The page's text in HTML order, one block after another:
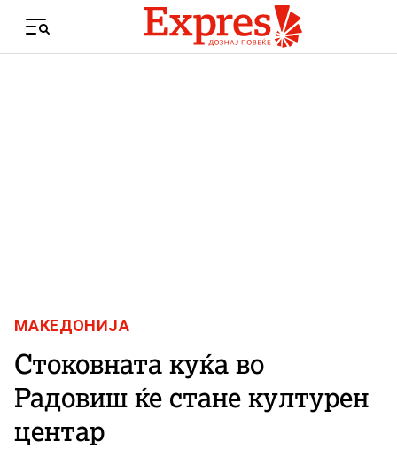
Menu
МАКЕДОНИЈА
Стоковната куќа во
Радовиш ќе стане културен
центар